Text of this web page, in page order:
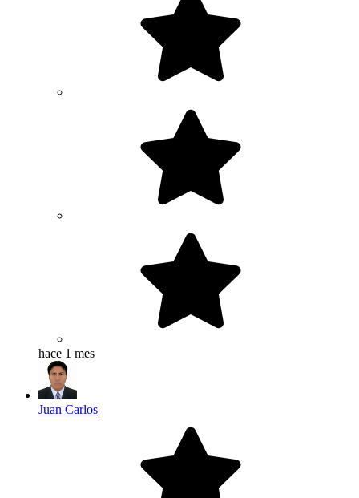
hace 1 mes
Juan Carlos